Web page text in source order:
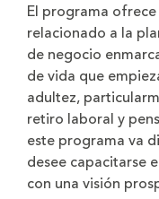
El programa
relacionado a la
de negocio
de vida que
adultez,
retiro laboral y
este programa va
desee capacitarse
con una visión